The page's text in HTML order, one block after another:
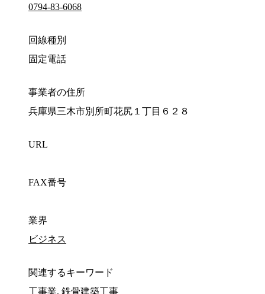
0794-83-6068
回線種別
固定電話
事業者の住所
兵庫県三木市別所町花尻１丁目６２８
URL
FAX番号
業界
ビジネス
関連するキーワード
工事業, 鉄骨建築工事